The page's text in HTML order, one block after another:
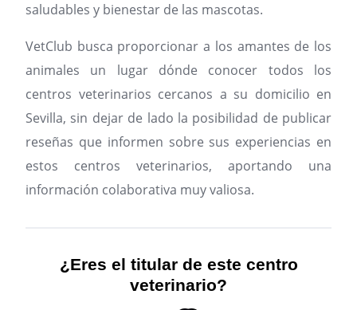
saludables y bienestar de las mascotas.
VetClub busca proporcionar a los amantes de los
animales un lugar dónde conocer todos los
centros veterinarios cercanos a su domicilio en
Sevilla, sin dejar de lado la posibilidad de publicar
reseñas que informen sobre sus experiencias en
estos centros veterinarios, aportando una
información colaborativa muy valiosa.
¿Eres el titular de este centro
veterinario?